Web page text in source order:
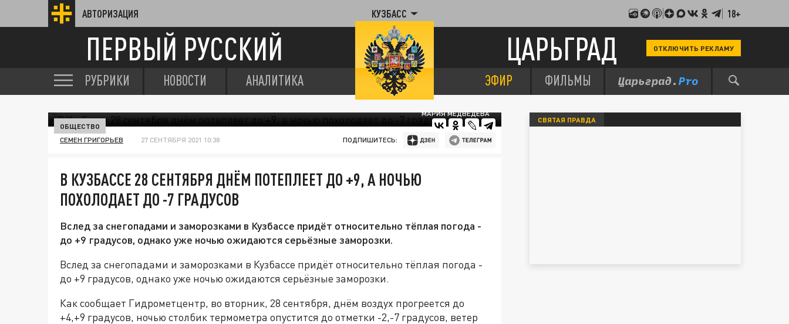
АВТОРИЗАЦИЯ КУЗБАСС 18+
ПЕРВЫЙ РУССКИЙ ЦАРЬГРАД ОТКЛЮЧИТЬ РЕКЛАМУ
РУБРИКИ НОВОСТИ АНАЛИТИКА ЭФИР ФИЛЬМЫ
МАРИЯ МЕДВЕДЕВА
ОБЩЕСТВО
СЕМЕН ГРИГОРЬЕВ 27 СЕНТЯБРЯ 2021 10:38 ПОДПИШИТЕСЬ:
В КУЗБАССЕ 28 СЕНТЯБРЯ ДНЁМ ПОТЕПЛЕЕТ ДО +9, А НОЧЬЮ
ПОХОЛОДАЕТ ДО -7 ГРАДУСОВ
Вслед за снегопадами и заморозками в Кузбассе придёт относительно тёплая погода -
до +9 градусов, однако уже ночью ожидаются серьёзные заморозки.
Вслед за снегопадами и заморозками в Кузбассе придёт относительно тёплая погода -
до +9 градусов, однако уже ночью ожидаются серьёзные заморозки.
Как сообщает Гидрометцентр, во вторник, 28 сентября, днём воздух прогреется до
+4,+9 градусов, ночью столбик термометра опустится до отметки -2,-7 градусов, ветер
СВЯТАЯ ПРАВДА